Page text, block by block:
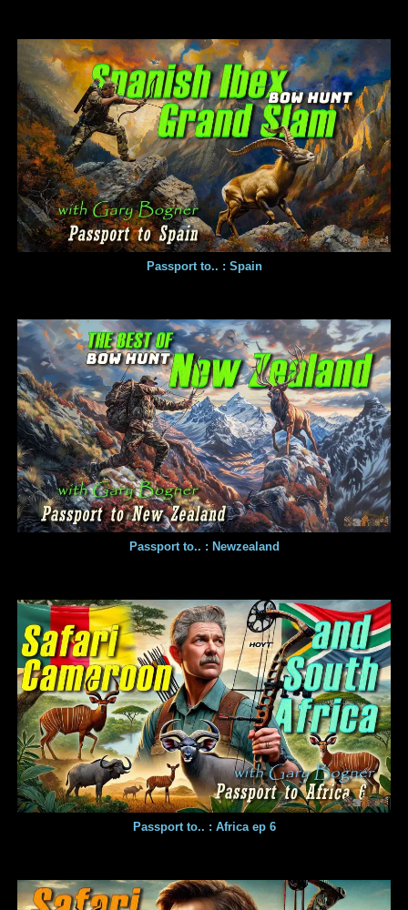
Passport to.. : Spain
Passport to.. : Newzealand
Passport to.. : Africa ep 6